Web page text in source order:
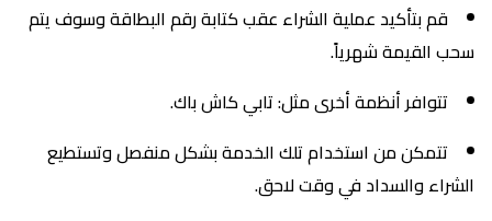
قم بتأكيد عملية الشراء عقب كتابة رقم البطاقة وسوف يتم
سحب القيمة شهرياً.
تتوافر أنظمة أخرى مثل: تابي كاش باك.
تتمكن من استخدام تلك الخدمة بشكل منفصل وتستطيع
الشراء والسداد في وقت لاحق.